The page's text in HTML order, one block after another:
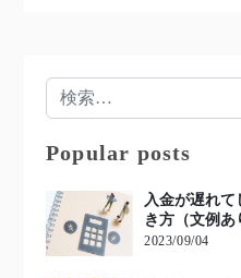
検索:
Popular posts
入金が遅れて
き方（文例あ
2023/09/04